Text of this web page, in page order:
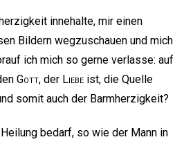
innehalte, mir einen
Bildern wegzuschauen und mich
ich mich so gerne verlasse: auf
Gott, der Liebe ist, die Quelle
somit auch der Barmherzigkeit?
bedarf, so wie der Mann in